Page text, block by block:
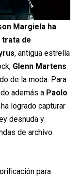
Margiela ha
trata de
, antigua estrella
Glenn Martens
de la moda. Para
además a Paolo
logrado capturar
desnuda y
de archivo
para